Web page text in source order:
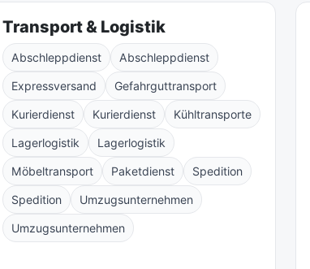
Transport & Logistik
Abschleppdienst Abschleppdienst
Expressversand Gefahrguttransport
Kurierdienst Kurierdienst Kühltransporte
Lagerlogistik Lagerlogistik
Möbeltransport Paketdienst Spedition
Spedition Umzugsunternehmen
Umzugsunternehmen